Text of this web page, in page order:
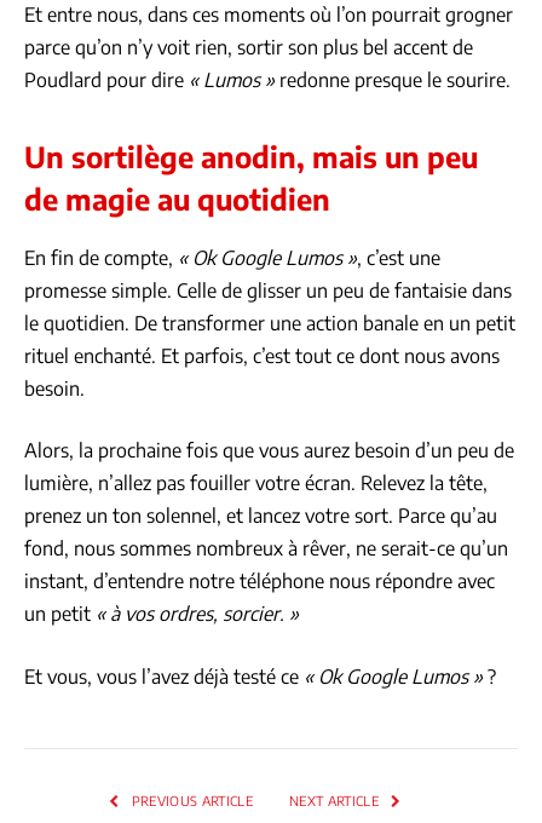
Et entre nous, dans ces moments où l’on pourrait grogner
parce qu’on n’y voit rien, sortir son plus bel accent de
Poudlard pour dire « Lumos »redonne presque le sourire.
Un sortilège anodin, mais un peu
de magie au quotidien
En fin de compte, « Ok Google Lumos », c’est une
promesse simple. Celle de glisser un peu de fantaisie dans
le quotidien. De transformer une action banale en un petit
rituel enchanté. Et parfois, c’est tout ce dont nous avons
besoin.
Alors, la prochaine fois que vous aurez besoin d’un peu de
lumière, n’allez pas fouiller votre écran. Relevez la tête,
prenez un ton solennel, et lancez votre sort. Parce qu’au
fond, nous sommes nombreux à rêver, ne serait-ce qu’un
instant, d’entendre notre téléphone nous répondre avec
un petit « à vos ordres, sorcier. »
Et vous, vous l’avez déjà testé ce « Ok Google Lumos »?
PREVIOUS ARTICLE NEXT ARTICLE